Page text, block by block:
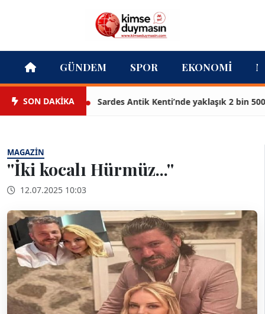
GÜNDEM SPOR EKONOMI
SON DAKİKA Sardes Antik Kenti’nde yaklaşık 2 bin 500
MAGAZIN
''İki kocalı Hürmüz...''
12.07.2025 10:03